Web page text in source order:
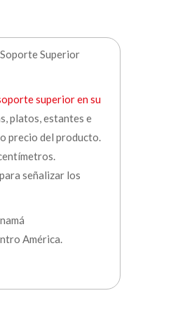
Superior
superior en su
platos, estantes e
precio del producto.
señalizar los
América.